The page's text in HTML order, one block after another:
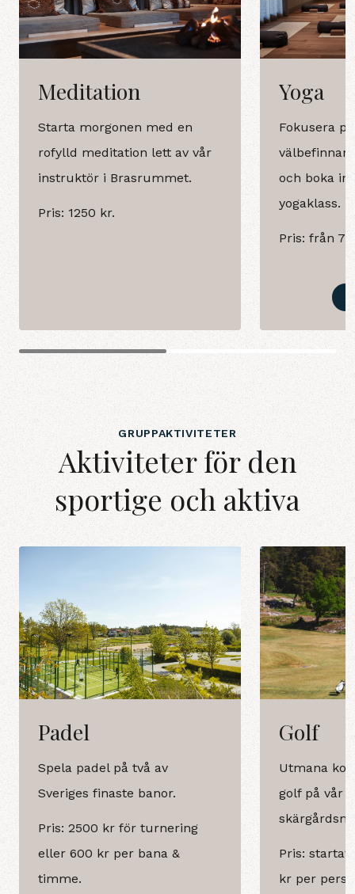
Meditation
Starta morgonen med en
rofylld meditation lett av vår
instruktör i Brasrummet.
Pris: 1250 kr.
Yoga
Fokusera
och boka in
yogaklass.
Pris: från
GRUPPAKTIVITETER
Aktiviteter för den
sportige och aktiva
Padel
Spela padel på två av
Sveriges finaste banor.
Pris: 2500 kr för turnering
eller 600 kr per bana &
timme.
Golf
Utmana
golf på vår
Pris:
kr per